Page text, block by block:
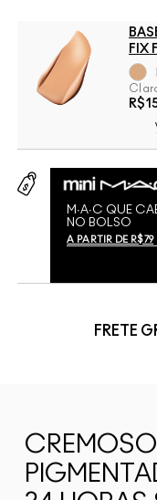
FIX
M∙A∙C QUE
NO BOLSO
A PARTIR DE R$79
FRETE